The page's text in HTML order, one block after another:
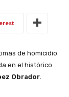
de homicidio
en el histórico
Obrador